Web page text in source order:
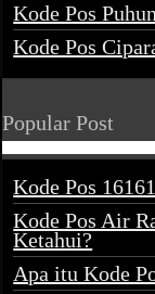
Kode Pos
Kode Pos
Popular Post
Kode Pos
Kode Pos Air
Ketahui?
Apa itu Kode